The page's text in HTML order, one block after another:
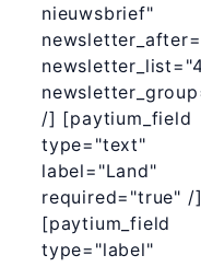
nieuwsbrief"
/] [paytium_field
type="text"
label="Land"
required="true" /]
[paytium_field
type="label"